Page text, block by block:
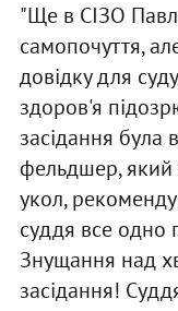
"Ще в СІЗО
самопочуття,
довідку для
здоров'я
засідання
фельдшер,
укол,
суддя все одно
Знущання над
засідання!